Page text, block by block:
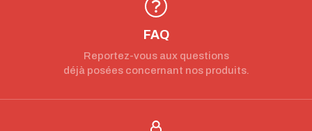
FAQ
Reportez-vous aux questions
déjà posées concernant nos produits.